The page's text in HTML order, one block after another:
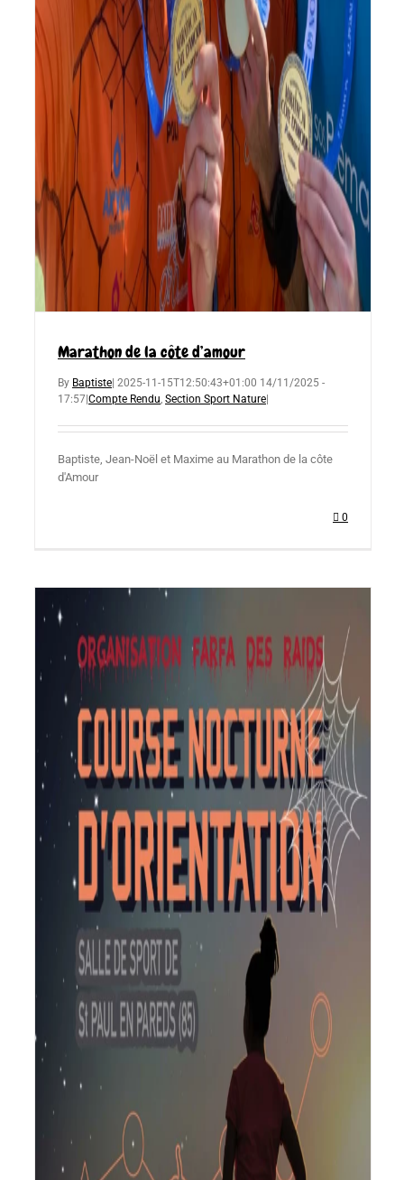
Marathon de la côte d’amour
By Baptiste 2025-11-15T12:50:43+01:00 14/11/2025 -
17:57 Compte Rendu, Section Sport Nature
Baptiste, Jean-Noël et Maxime au Marathon de la côte
d'Amour
0